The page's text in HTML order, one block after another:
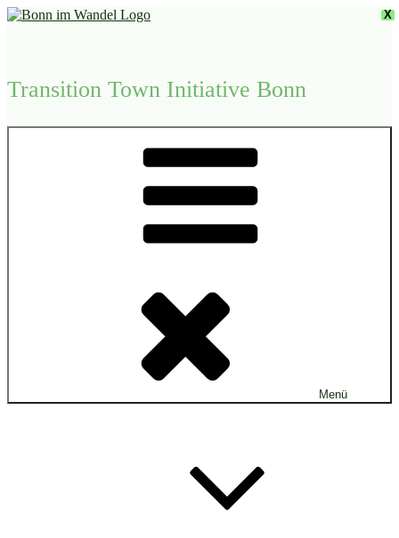
Zum
Transition Town Initiative Bonn
Menü
X